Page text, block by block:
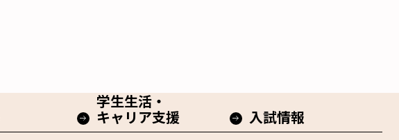
学生生活・
キャリア支援 入試情報